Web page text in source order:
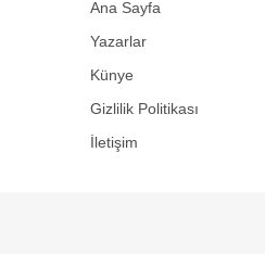
Ana Sayfa
Yazarlar
Künye
Gizlilik Politikası
İletişim